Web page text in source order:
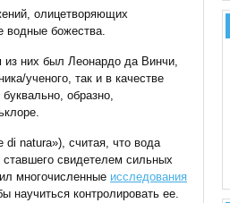
олицетворяющих
водные божества.
из них был Леонардо да Винчи,
ученого, так и в качестве
образно,
natura»), считая, что вода
свидетелем сильных
многочисленные исследования
научиться контролировать ее.